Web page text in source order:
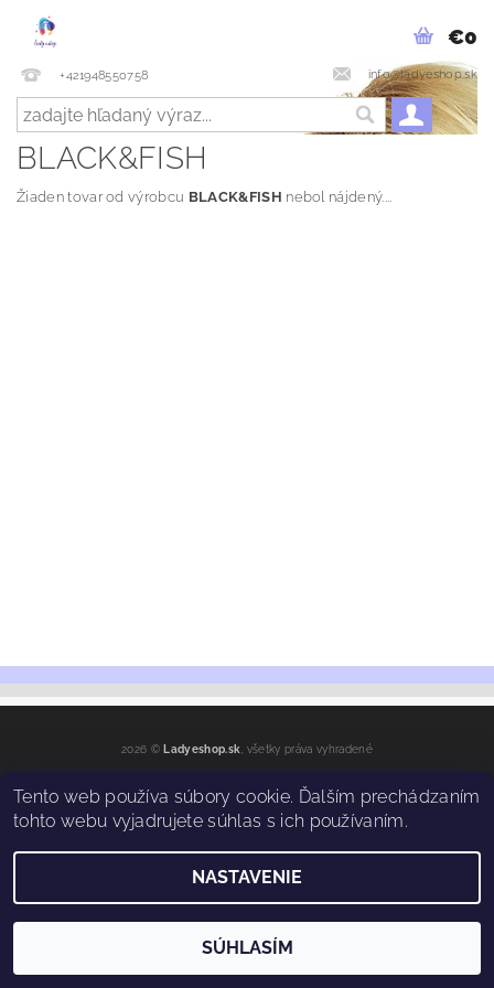
+421948550758 info@ladyeshop.sk
€0
BLACK&FISH
Žiaden tovar od výrobcu BLACK&FISH nebol nájdený....
2026 © Ladyeshop.sk , všetky práva vyhradené
Vytvoril Shoptet
Tento web používa súbory cookie. Ďalším prechádzaním
tohto webu vyjadrujete súhlas s ich používaním.
NASTAVENIE
SÚHLASÍM